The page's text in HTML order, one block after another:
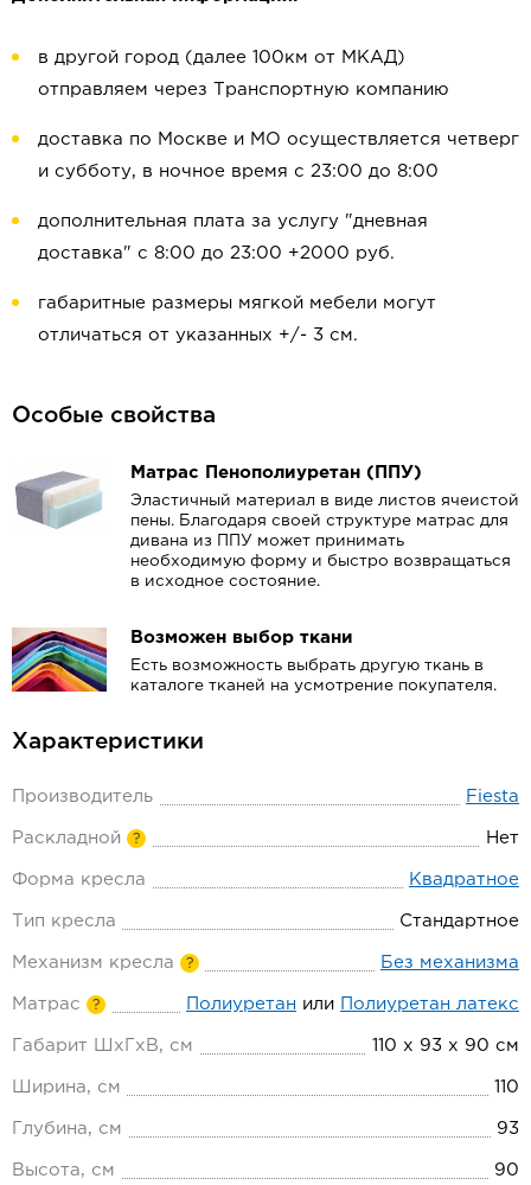
в другой город (далее 100км от МКАД)
отправляем через Транспортную компанию
доставка по Москве и МО осуществляется четверг
и субботу, в ночное время с 23:00 до 8:00
дополнительная плата за услугу "дневная
доставка" с 8:00 до 23:00 +2000 руб.
габаритные размеры мягкой мебели могут
отличаться от указанных +/- 3 см.
Особые свойства
Матрас Пенополиуретан (ППУ)
Эластичный материал в виде листов ячеистой
пены. Благодаря своей структуре матрас для
дивана из ППУ может принимать
необходимую форму и быстро возвращаться
в исходное состояние.
Возможен выбор ткани
Есть возможность выбрать другую ткань в
каталоге тканей на усмотрение покупателя.
Характеристики
Производитель Fiesta
Раскладной ? Нет
Форма кресла Квадратное
Тип кресла Стандартное
Механизм кресла ? Без механизма
Матрас ? Полиуретан или Полиуретан латекс
Габарит ШхГхВ, см 110 х 93 х 90 см
Ширина, см 110
Глубина, см 93
Высота, см 90